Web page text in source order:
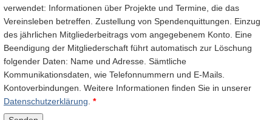
verwendet: Informationen über Projekte und Termine, die das
Vereinsleben betreffen. Zustellung von Spendenquittungen. Einzug
des jährlichen Mitgliederbeitrags vom angegebenem Konto. Eine
Beendigung der Mitgliederschaft führt automatisch zur Löschung
folgender Daten: Name und Adresse. Sämtliche
Kommunikationsdaten, wie Telefonnummern und E-Mails.
Kontoverbindungen. Weitere Informationen finden Sie in unserer
Datenschutzerklärung *